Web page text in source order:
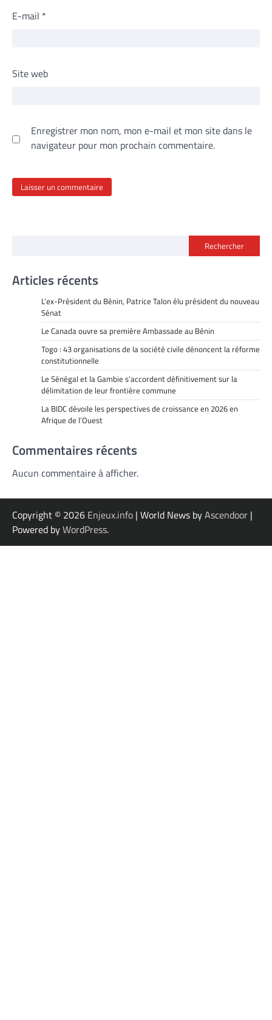
E-mail *
Site web
Enregistrer mon nom, mon e-mail et mon site dans le
navigateur pour mon prochain commentaire.
Rechercher
Articles récents
L’ex-Président du Bénin, Patrice Talon élu président du nouveau
Sénat
Le Canada ouvre sa première Ambassade au Bénin
Togo : 43 organisations de la société civile dénoncent la réforme
constitutionnelle
Le Sénégal et la Gambie s’accordent définitivement sur la
délimitation de leur frontière commune
La BIDC dévoile les perspectives de croissance en 2026 en
Afrique de l’Ouest
Commentaires récents
Aucun commentaire à afficher.
Copyright © 2026 Enjeux.info | World News byAscendoor |
Powered byWordPress.